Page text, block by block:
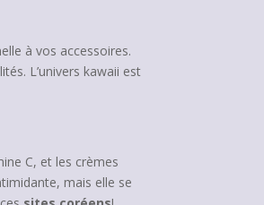
à vos accessoires.
L’univers kawaii est
C, et les crèmes
mais elle se